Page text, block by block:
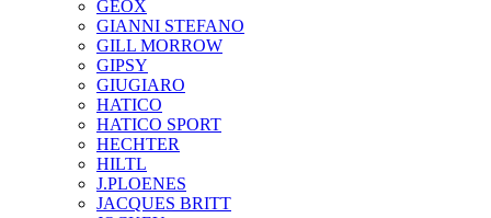
GEOX
GIANNI STEFANO
GILL MORROW
GIPSY
GIUGIARO
HATICO
HATICO SPORT
HECHTER
HILTL
J.PLOENES
JAСQUES BRITT